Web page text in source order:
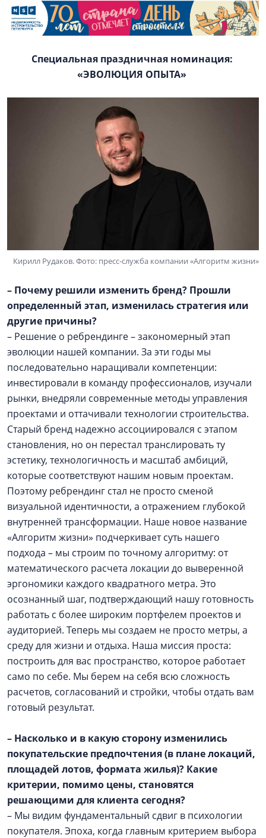
Специальная праздничная номинация:
«ЭВОЛЮЦИЯ ОПЫТА»
Кирилл Рудаков. Фото: пресс-служба компании «Алгоритм жизни»
– Почему решили изменить бренд? Прошли
определенный этап, изменилась стратегия или
другие причины?
– Решение о ребрендинге – закономерный этап
эволюции нашей компании. За эти годы мы
последовательно наращивали компетенции:
инвестировали в команду профессионалов, изучали
рынки, внедряли современные методы управления
проектами и оттачивали технологии строительства.
Старый бренд надежно ассоциировался с этапом
становления, но он перестал транслировать ту
эстетику, технологичность и масштаб амбиций,
которые соответствуют нашим новым проектам.
Поэтому ребрендинг стал не просто сменой
визуальной идентичности, а отражением глубокой
внутренней трансформации. Наше новое название
«Алгоритм жизни» подчеркивает суть нашего
подхода – мы строим по точному алгоритму: от
математического расчета локации до выверенной
эргономики каждого квадратного метра. Это
осознанный шаг, подтверждающий нашу готовность
работать с более широким портфелем проектов и
аудиторией. Теперь мы создаем не просто метры, а
среду для жизни и отдыха. Наша миссия проста:
построить для вас пространство, которое работает
само по себе. Мы берем на себя всю сложность
расчетов, согласований и стройки, чтобы отдать вам
готовый результат.
– Насколько и в какую сторону изменились
покупательские предпочтения (в плане локаций,
площадей лотов, формата жилья)? Какие
критерии, помимо цены, становятся
решающими для клиента сегодня?
– Мы видим фундаментальный сдвиг в психологии
покупателя. Эпоха, когда главным критерием выбора